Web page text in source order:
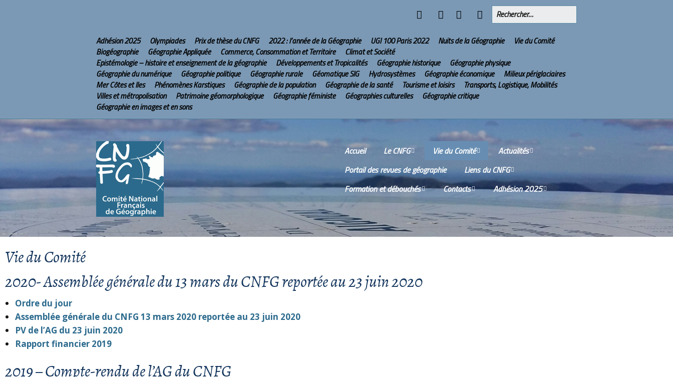
Adhésion 2025 Olympiades Prix de thèse du CNFG 2022 : l’année de la Géographie UGI 100 Paris 2022 Nuits de la Géographie
Vie du Comité
Biogéographie
Géographie Appliquée Commerce, Consommation et Territoire
Climat et Société
Epistémologie – histoire et enseignement de la géographie
Développements et Tropicalités Géographie historique
Géographie physique
Géographie du numérique
Géographie politique Géographie rurale Géomatique SIG Hydrosystèmes Géographie économique
Milieux périglaciaires
Mer Côtes et Iles
Phénomènes Karstiques Géographie de la population Géographie de la santé Tourisme et loisirs
Transports, Logistique, Mobilités
Villes et métropolisation
Patrimoine géomorphologique Géographie féministe Géographies culturelles
Géographie critique
Géographie en images et en sons
Accueil
Le CNFG
Le CNFG sur Internet
Conseil scientifique
Bureau
Vie du Comité
Commissions
Comptes-rendus des
réunions du Conseil
Scientifique
Comptes-rendus de
Actualités
Olympiades Nationales
de Géographie
2022 : l’année de la
Géographie
UGI 100 Paris 2022
Portail des revues de géographie
Liens du CNFG
Nos partenaires
Formation et débouchés
Wikis
Mobilités internationales
Charte internationale de
l’Education géographique
Contacts
Où sommes-nous ?
Adhésion 2025
Services aux adhérents
Vie du Comité
2020- Assemblée générale du 13 mars du CNFG reportée au 23 juin 2020
Ordre du jour
Assemblée générale du CNFG 13 mars 2020 reportée au 23 juin 2020
PV de l’AG du 23 juin 2020
Rapport financier 2019
2019 – Compte-rendu de l’AG du CNFG